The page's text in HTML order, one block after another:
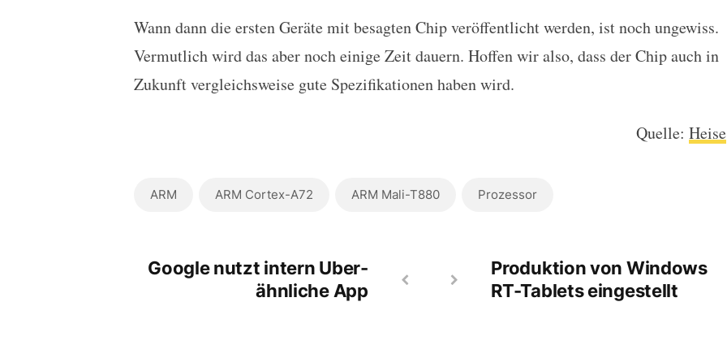
Wann dann die ersten Geräte mit besagten Chip veröffentlicht werden, ist noch ungewiss.
Vermutlich wird das aber noch einige Zeit dauern. Hoffen wir also, dass der Chip auch in
Zukunft vergleichsweise gute Spezifikationen haben wird.
Quelle: Heise
ARM ARM Cortex-A72 ARM Mali-T880 Prozessor
Google nutzt intern Uber-
ähnliche App
Produktion von Windows
RT-Tablets eingestellt